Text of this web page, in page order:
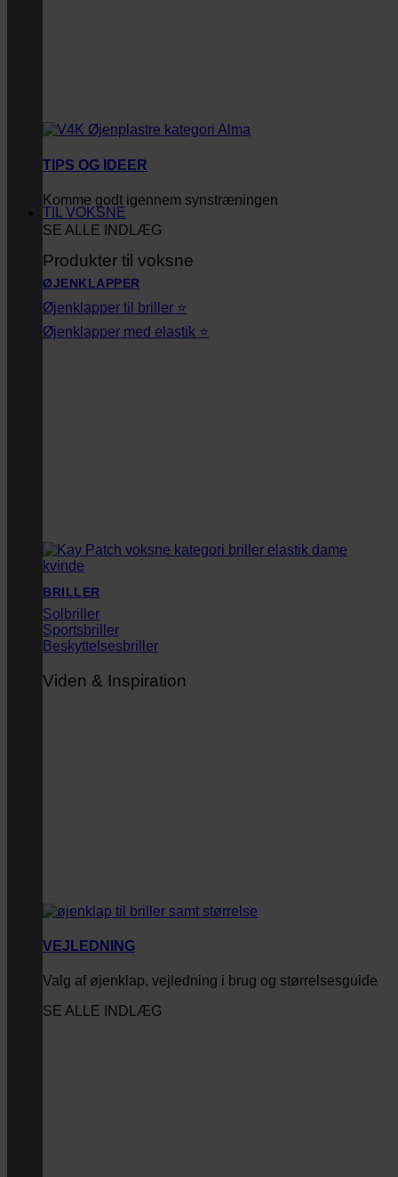
TIPS OG IDEER
Komme godt igennem synstræningen
SE ALLE INDLÆG
TIL VOKSNE
Produkter til voksne
ØJENKLAPPER
Øjenklapper til briller ⭐
Øjenklapper med elastik ⭐
BRILLER
Solbriller
Sportsbriller
Beskyttelsesbriller
Viden & Inspiration
VEJLEDNING
Valg af øjenklap, vejledning i brug og størrelsesguide
SE ALLE INDLÆG